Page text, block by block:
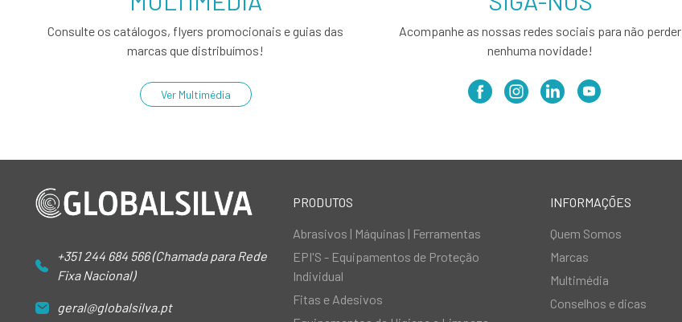
Consulte os catálogos, flyers promocionais e guias das
marcas que distribuímos!
Ver Multimédia
Acompanhe as nossas redes sociais para não perder
nenhuma novidade!
+351 244 684 566 (Chamada para Rede
Fixa Nacional)
geral@globalsilva.pt
PRODUTOS
Abrasivos | Máquinas | Ferramentas
EPI'S - Equipamentos de Proteção
Individual
Fitas e Adesivos
INFORMAÇÕES
Quem Somos
Marcas
Multimédia
Conselhos e dicas